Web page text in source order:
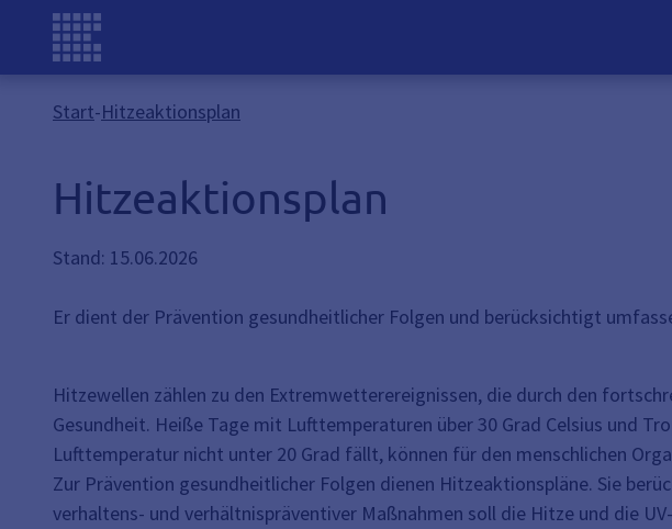
Start-Hitzeaktionsplan
Hitzeaktionsplan
Stand: 15.06.2026
Er dient der Prävention gesundheitlicher Folgen und berücksichtigt
Hitzewellen zählen zu den Extremwetterereignissen, die durch den
Gesundheit. Heiße Tage mit Lufttemperaturen über 30 Grad Celsius und
Lufttemperatur nicht unter 20 Grad fällt, können für den menschlichen
Zur Prävention gesundheitlicher Folgen dienen Hitzeaktionspläne. Sie
verhaltens- und verhältnispräventiver Maßnahmen soll die Hitze und die